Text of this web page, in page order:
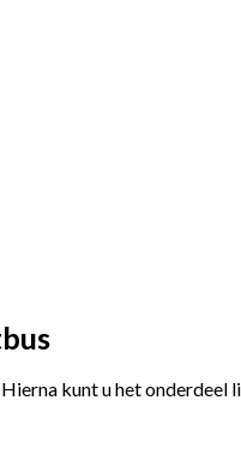
Hierna kunt u het onderdeel